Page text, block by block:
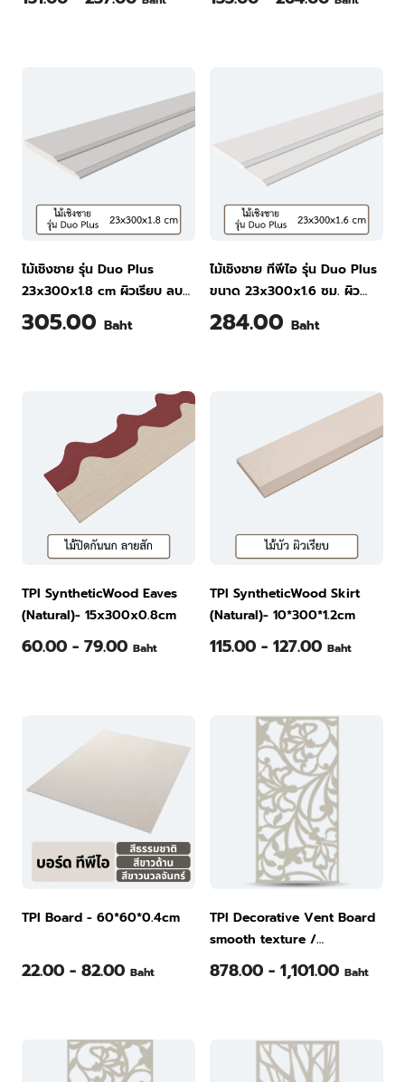
ไม้เชิงชาย รุ่น Duo Plus
23x300x1.8 cm ผิวเรียบ ลบ
ขอบ สีธรรมชาติ
305.00 Baht
ไม้เชิงชาย ทีพีไอ รุ่น Duo Plus
ขนาด 23x300x1.6 ซม. ผิว
เรียบ ลบขอบ สีธรรมชาติ
284.00 Baht
TPI SyntheticWood Eaves
(Natural)- 15x300x0.8cm
60.00 - 79.00 Baht
TPI SyntheticWood Skirt
(Natural)- 10*300*1.2cm
115.00 - 127.00 Baht
TPI Board - 60*60*0.4cm
22.00 - 82.00 Baht
TPI Decorative Vent Board
smooth texture /
60x120x0.8 cm. / natural
color / Ka Ra Wek pattern
878.00 - 1,101.00 Baht